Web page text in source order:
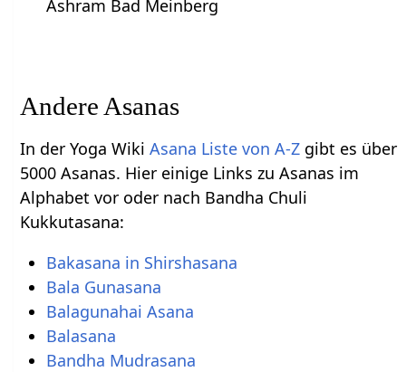
Ashram Bad Meinberg
Andere Asanas
In der Yoga WikiAsana Liste von A-Z gibt es über
5000 Asanas. Hier einige Links zu Asanas im
Alphabet vor oder nach Bandha Chuli
Kukkutasana:
Bakasana in Shirshasana
Bala Gunasana
Balagunahai Asana
Balasana
Bandha Mudrasana